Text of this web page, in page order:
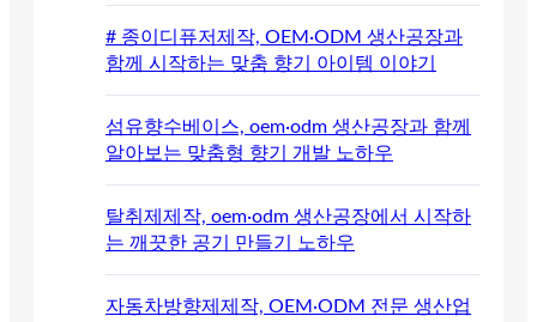
# 종이디퓨저제작, OEM·ODM 생산공장과
함께 시작하는 맞춤 향기 아이템 이야기
섬유향수베이스, oem·odm 생산공장과 함께
알아보는 맞춤형 향기 개발 노하우
탈취제제작, oem·odm 생산공장에서 시작하
는 깨끗한 공기 만들기 노하우
자동차방향제제작, OEM·ODM 전문 생산업